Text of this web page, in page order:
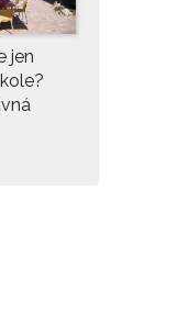
jen